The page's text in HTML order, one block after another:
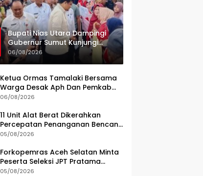
Bupati Nias Utara Dampingi
Gubernur Sumut Kunjungi
UPTD Puskesmas Lahewa
06/08/2026
Ketua Ormas Tamalaki Bersama
Warga Desak Aph Dan Pemkab
Konsel Tangkap Pelaku Angkut
PT KAP Melintas Jalan Umum
06/08/2026
11 Unit Alat Berat Dikerahkan
Percepatan Penanganan Bencana
di Kelurahan Sipange Kecamatan
05/08/2026
Forkopemras Aceh Selatan Minta
Peserta Seleksi JPT Pratama
Andalkan Kompetensi dan
05/08/2026